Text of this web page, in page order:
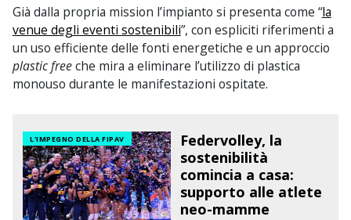
Già dalla propria mission l’impianto si presenta come “la
venue degli eventi sostenibili”, con espliciti riferimenti a
un uso efficiente delle fonti energetiche e un approccio
plastic freeche mira a eliminare l’utilizzo di plastica
monouso durante le manifestazioni ospitate.
L'IMPEGNO DELLA FIPAV
Federvolley, la
sostenibilità
comincia a casa:
supporto alle atlete
neo-mamme